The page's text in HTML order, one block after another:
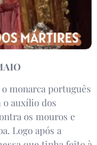
o monarca português
o auxílio dos
os mouros e
Logo após a